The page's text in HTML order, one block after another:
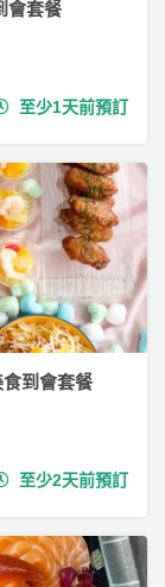
會套餐
至少1天前預訂
食到會套餐
至少2天前預訂